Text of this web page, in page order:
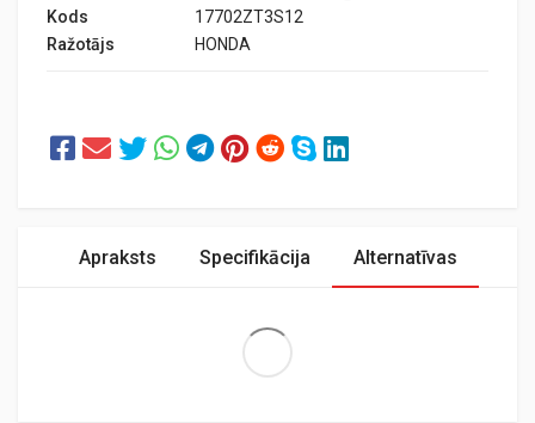
Kods
17702ZT3S12
Ražotājs
HONDA
Apraksts Specifikācija Alternatīvas
Extra Large